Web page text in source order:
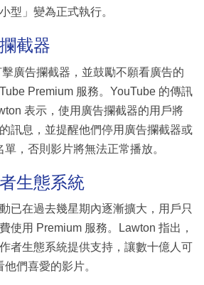
型」變為正式執行。
截器
廣告攔截器，並鼓勵不願看廣告的
Premium 服務。YouTube 的傳訊
表示，使用廣告攔截器的用戶將
訊息，並提醒他們停用廣告攔截器或
，否則影片將無法正常播放。
生態系統
已在過去幾星期內逐漸擴大，用戶只
使用 Premium 服務。Lawton 指出，
者生態系統提供支持，讓數十億人可
們喜愛的影片。